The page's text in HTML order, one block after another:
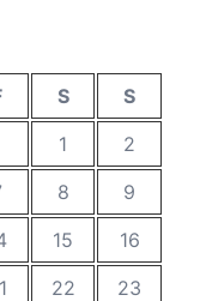
S
S
1
2
8
9
15
16
22
23